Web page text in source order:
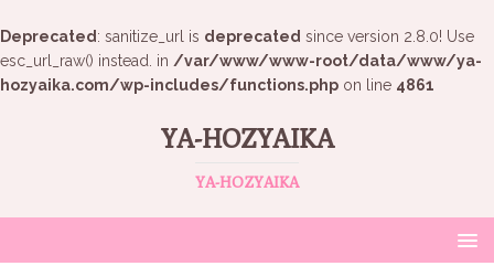
Deprecated : sanitize_url is deprecated since version 2.8.0! Use
esc_url_raw() instead. in /var/www/www-root/data/www/ya-
hozyaika.com/wp-includes/functions.php on line 4861
YA-HOZYAIKA
YA-HOZYAIKA